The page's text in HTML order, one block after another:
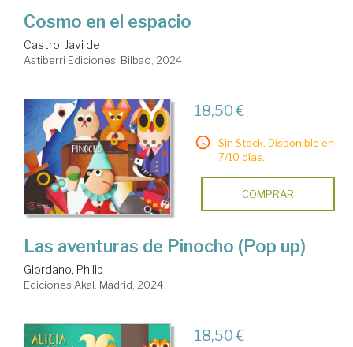
Cosmo en el espacio
Castro, Javi de
Astiberri Ediciones. Bilbao, 2024
18,50 €
Sin Stock. Disponible en
7/10 días.
COMPRAR
Las aventuras de Pinocho (Pop up)
Giordano, Philip
Ediciones Akal. Madrid, 2024
18,50 €